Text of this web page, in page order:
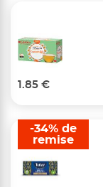
1.85 €
-34% de
remise